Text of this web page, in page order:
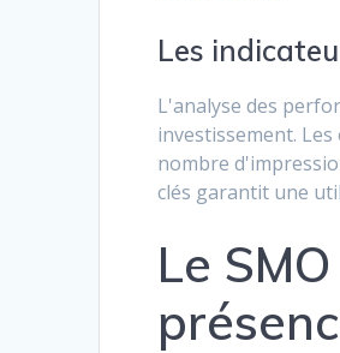
Les
L'analyse des
investissement.
nombre
clés garantit une
Le